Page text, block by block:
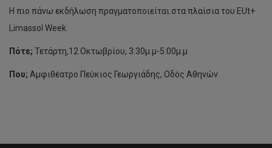
Η πιο πάνω εκδήλωση πραγματοποιείται στα πλαίσια του EUt+
Limassol Week.
Πότε; Τετάρτη,12 Οκτωβρίου, 3:30μ.μ-5:00μ.μ
Που; Αμφιθέατρο Πεύκιος Γεωργιάδης, Οδός Αθηνών